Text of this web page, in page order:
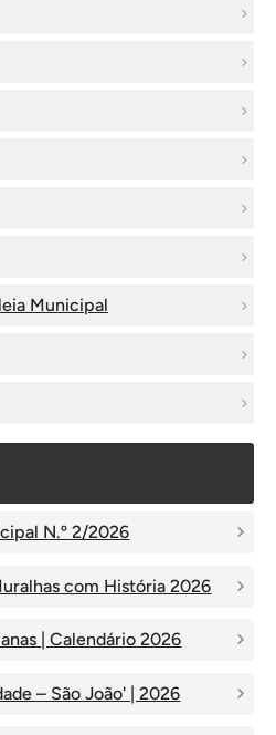
Municipal
N.º 2/2026
com História 2026
| Calendário 2026
– São João' | 2026